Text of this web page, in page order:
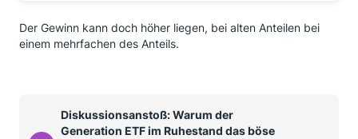
Der Gewinn kann doch höher liegen, bei alten Anteilen bei
einem mehrfachen des Anteils.
Diskussionsanstoß: Warum der
Generation ETF im Ruhestand das böse